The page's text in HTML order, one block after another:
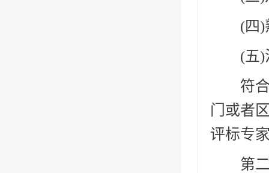
(四)熟
(五)法
符合
门或者
评标专
第二